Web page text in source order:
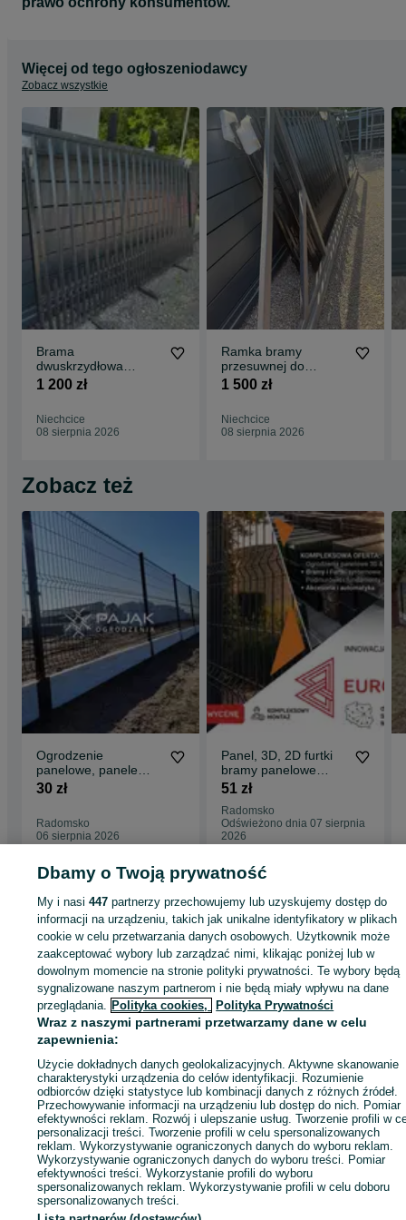
Więcej od tego ogłoszeniodawcy
Zobacz wszystkie
Brama
dwuskrzydłowa
wypełnienie kątownik
1 200 zł
Niechcice
08 sierpnia 2026
Ramka bramy
przesuwnej do
wypełnienie ,wym.
1 500 zł
Niechcice
08 sierpnia 2026
Zobacz też
Ogrodzenie
panelowe, panele
153,
30 zł
Radomsko
06 sierpnia 2026
Panel, 3D, 2D furtki
bramy panelowe
Ogrodzenie do
51 zł
Radomsko
Odświeżono dnia 07 sierpnia
2026
Strona główna Budowa i Remont Bramy i ogrodzenia
Siatki i panele
ogrodzeniowe
Siatki i panele ogrodzeniowe - Łódzkie
Siatki i panele
ogrodzeniowe - Radomsko
KATEGORIA
ID:418918493 Wyświetlenia:
Zadzwoń / SMS Wyślij wiadomość
Dbamy o Twoją prywatność
My i nasi447 partnerzy przechowujemy lub uzyskujemy dostęp do
informacji na urządzeniu, takich jak unikalne identyfikatory w plikach
cookie w celu przetwarzania danych osobowych. Użytkownik może
zaakceptować wybory lub zarządzać nimi, klikając poniżej lub w
dowolnym momencie na stronie polityki prywatności. Te wybory będą
sygnalizowane naszym partnerom i nie będą miały wpływu na dane
przeglądania. Polityka cookies, Polityka Prywatności
Wraz z naszymi partnerami przetwarzamy dane w celu
zapewnienia:
Użycie dokładnych danych geolokalizacyjnych. Aktywne skanowanie
charakterystyki urządzenia do celów identyfikacji. Rozumienie
odbiorców dzięki statystyce lub kombinacji danych z różnych źródeł.
Przechowywanie informacji na urządzeniu lub dostęp do nich. Pomiar
efektywności reklam. Rozwój i ulepszanie usług. Tworzenie profili w
personalizacji treści. Tworzenie profili w celu spersonalizowanych
reklam. Wykorzystywanie ograniczonych danych do wyboru reklam.
Wykorzystywanie ograniczonych danych do wyboru treści. Pomiar
efektywności treści. Wykorzystanie profili do wyboru
spersonalizowanych reklam. Wykorzystywanie profili w celu doboru
spersonalizowanych treści.